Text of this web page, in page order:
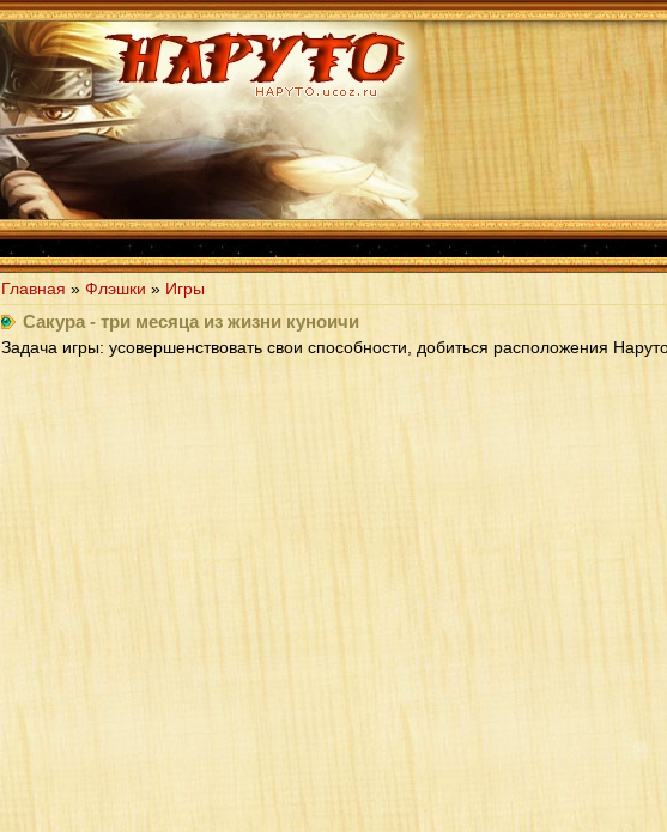
Главная » Флэшки » Игры
Сакура - три месяца из жизни куноичи
Задача игры: усовершенствовать свои способности, добиться расположения